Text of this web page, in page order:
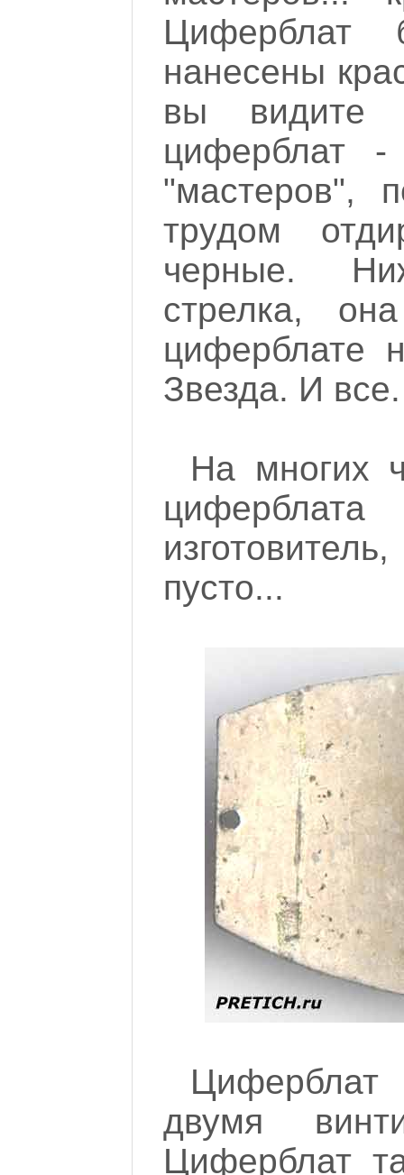
Циферблат
нанесены
вы видите
циферблат
"мастеров",
трудом
черные.
стрелка,
циферблате
Звезда. И все.
На многих
пусто...
двумя
Циферблат